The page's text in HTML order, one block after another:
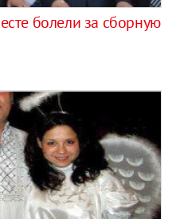
болели за сборную